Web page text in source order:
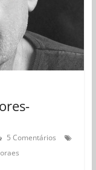
5 Comentários